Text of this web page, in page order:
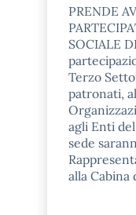
PRENDE
SOCIALE
Terzo
patronati,
agli Enti
sede
alla Cabina